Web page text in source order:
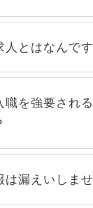
だきましたら
確認し、その後
、5営業日以内
すので、しばら
人とはなんで
で取り
は、Webサイト
公開求人」です
によって、一般
を避けるため
てしまうと、
職を強要され
を強要するこ
仮に応募先から
は漏えいしま